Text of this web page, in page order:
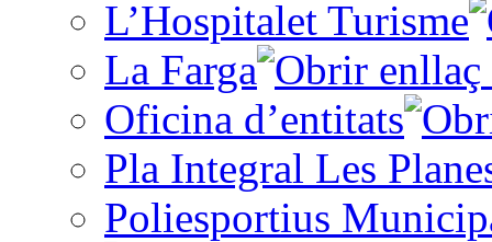
L’Hospitalet Turisme
La Farga
Oficina d’entitats
Pla Integral Les
Poliesportius